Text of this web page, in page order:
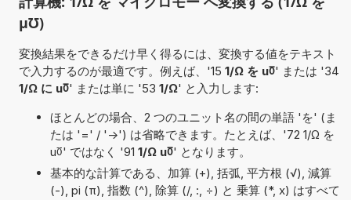
µ℧)
変換結果をできるだけ早く得るには、変換する値をテキスト
で入力するのが最適です。例えば、'15 1/Ω を u℧' または '34
1/Ω に u℧' または単に '53 1/Ω' と入力します:
ほとんどの場合、2 つのユニット名の間の単語 'を' (ま
たは '=' / '->') は省略できます。たとえば、'72 1/Ω を
u℧' ではなく '91 1/Ω u℧' となります。
基本的な計算である、加算 (+), 括弧, 平方根 (√), 減算
(-), pi (π), 指数 (^), 除算 (/, :, ÷) と 乗算 (*, x) はすべて